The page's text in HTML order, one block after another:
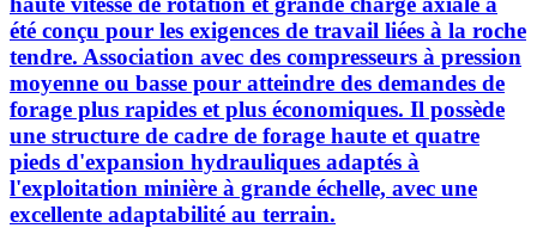
été conçu pour les exigences de travail liées à la roche
tendre. Association avec des compresseurs à pression
moyenne ou basse pour atteindre des demandes de
forage plus rapides et plus économiques. Il possède
une structure de cadre de forage haute et quatre
pieds d'expansion hydrauliques adaptés à
l'exploitation minière à grande échelle, avec une
excellente adaptabilité au terrain.